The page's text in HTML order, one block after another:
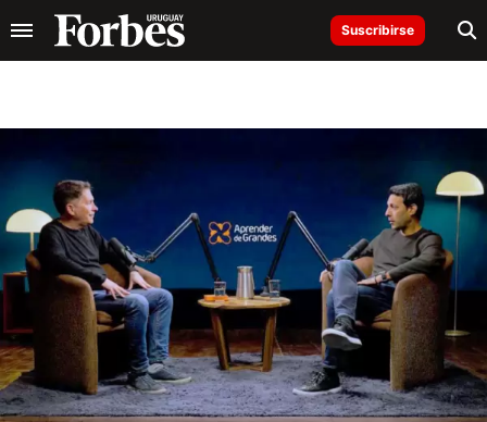
Suscribirse